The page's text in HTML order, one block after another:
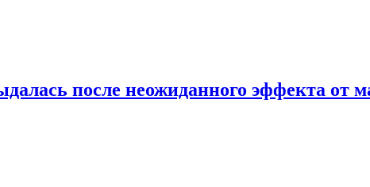
после неожиданного эффекта от